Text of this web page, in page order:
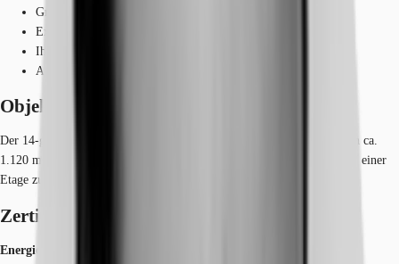
Grundrisse
Exposé herunterladen
Ihr Kontakt
Anfrage senden
Objekt
Der 14-geschossige Büroturm bietet mit seiner Regelgeschossgröße von ca.
1.120 m² pro Etage optimale Bedingungen, moderne Bürokonzepte auf einer
Etage zu vereinen.
Zertifizierungen
Energieausweis